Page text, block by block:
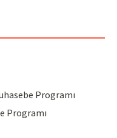
Programı
Programı